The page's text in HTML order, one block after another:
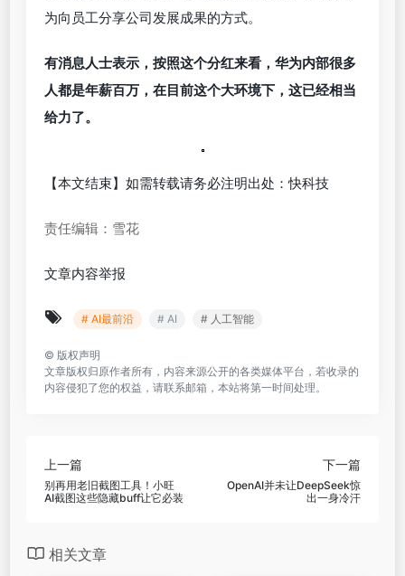
为向员工分享公司发展成果的方式。
有消息人士表示，按照这个分红来看，华为内部很多
人都是年薪百万，在目前这个大环境下，这已经相当
给力了。
责任编辑：雪花
文章内容举报
# AI最前沿